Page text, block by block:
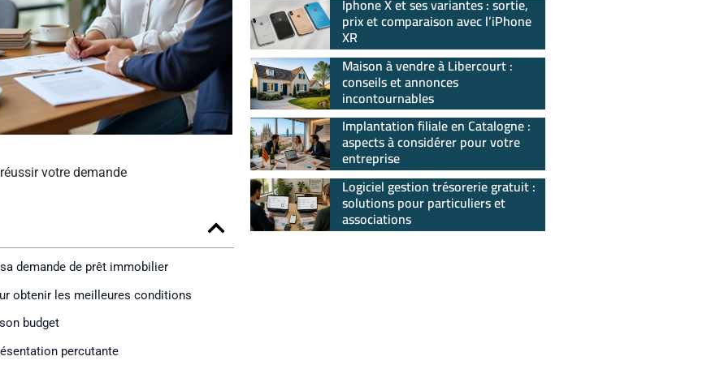
votre demande
demande de prêt immobilier
obtenir les meilleures conditions
budget
percutante
Iphone X et ses variantes : sortie,
prix et comparaison avec l’iPhone
XR
Maison à vendre à Libercourt :
conseils et annonces
incontournables
Implantation filiale en Catalogne :
aspects à considérer pour votre
entreprise
Logiciel gestion trésorerie gratuit :
solutions pour particuliers et
associations